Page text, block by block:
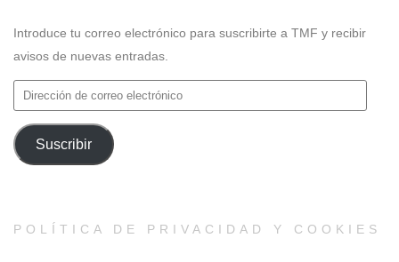
Introduce tu correo electrónico para suscribirte a TMF y recibir
avisos de nuevas entradas.
Dirección
de
correo
electrónico
Suscribir
POLÍTICA DE PRIVACIDAD Y COOKIES